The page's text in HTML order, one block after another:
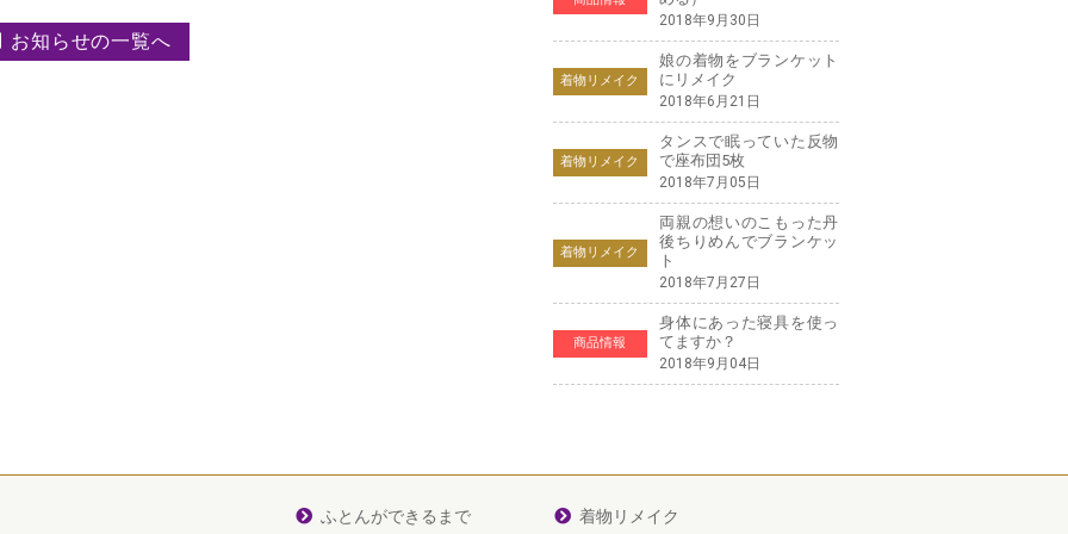
お知らせの一覧へ
2018年9月30日
着物リメイク
娘の着物をブランケット
にリメイク
2018年6月21日
着物リメイク
タンスで眠っていた反物
で座布団5枚
2018年7月05日
着物リメイク
両親の想いのこもった丹
後ちりめんでブランケッ
ト
2018年7月27日
商品情報
身体にあった寝具を使っ
てますか？
2018年9月04日
ふとんができるまで 着物リメイク